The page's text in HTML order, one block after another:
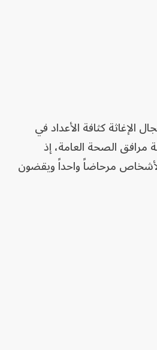
كثافة الأعداد في
الصحة العامة، إذ
مرحاضاً واحداً ويقضون